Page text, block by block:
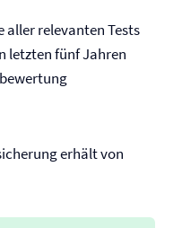
aller relevanten Tests
letzten fünf Jahren
erhält von